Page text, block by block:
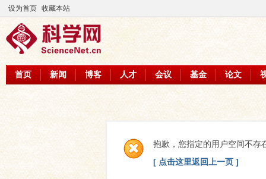
设为首页 收藏本站
首页 新闻 博客 人才 会议 基金 论文
抱歉，您指定的用户空间不存
[ 点击这里返回上一页 ]